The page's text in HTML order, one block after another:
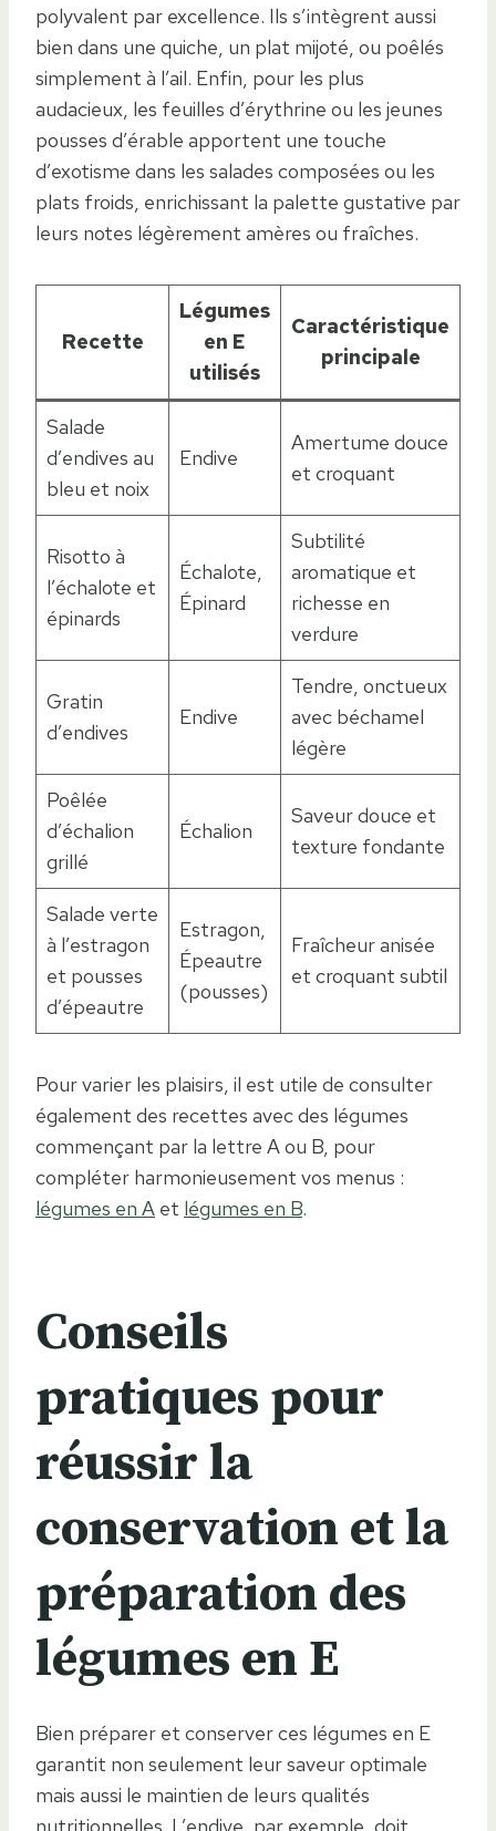
polyvalent par excellence. Ils s’intègrent aussi
bien dans une quiche, un plat mijoté, ou poêlés
simplement à l’ail. Enfin, pour les plus
audacieux, les feuilles d’érythrine ou les jeunes
pousses d’érable apportent une touche
d’exotisme dans les salades composées ou les
plats froids, enrichissant la palette gustative par
leurs notes légèrement amères ou fraîches.
Recette
Légumes
en E
utilisés
Caractéristique
principale
Salade
d’endives au
bleu et noix
Endive
Amertume douce
et croquant
Risotto à
l’échalote et
épinards
Échalote,
Épinard
Subtilité
aromatique et
richesse en
verdure
Gratin
d’endives
Endive
Tendre, onctueux
avec béchamel
légère
Poêlée
d’échalion
grillé
Échalion
Saveur douce et
texture fondante
Salade verte
à l’estragon
et pousses
d’épeautre
Estragon,
Épeautre
(pousses)
Fraîcheur anisée
et croquant subtil
Pour varier les plaisirs, il est utile de consulter
également des recettes avec des légumes
commençant par la lettre A ou B, pour
compléter harmonieusement vos menus :
légumes en A et légumes en B.
Conseils
pratiques pour
réussir la
conservation et la
préparation des
légumes en E
Bien préparer et conserver ces légumes en E
garantit non seulement leur saveur optimale
mais aussi le maintien de leurs qualités